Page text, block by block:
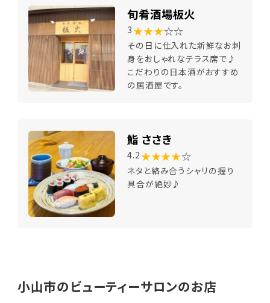
旬肴酒場板火
3 ★★★☆☆
その日に仕入れた新鮮なお刺
身をおしゃれなテラス席で♪
こだわりの日本酒がおすすめ
の居酒屋です。
鮨 ささき
4.2 ★★★★☆
ネタと絡み合うシャリの握り
具合が絶妙♪
小山市のビューティーサロンのお店